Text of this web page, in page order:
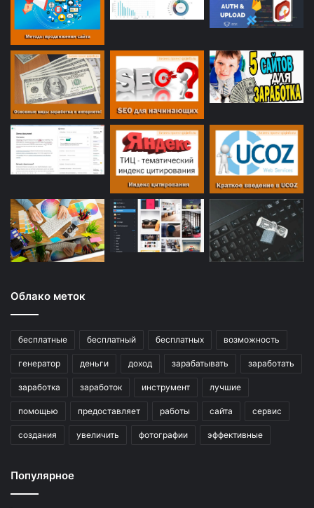
Облако меток
бесплатные бесплатный бесплатных возможность
генератор деньги доход зарабатывать заработать
заработка заработок инструмент лучшие
помощью предоставляет работы сайта сервис
создания увеличить фотографии эффективные
Популярное